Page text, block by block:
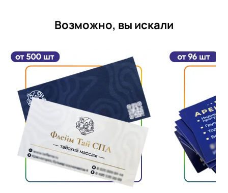
Возможно, вы искали